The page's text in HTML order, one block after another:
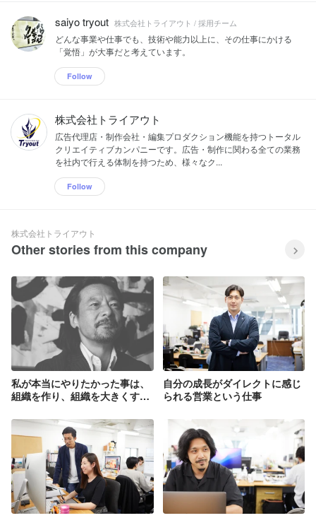
saiyo tryout 株式会社トライアウト / 採用チーム
どんな事業や仕事でも、技術や能力以上に、その仕事にかける
「覚悟」が大事だと考えています。
Follow
株式会社トライアウト
広告代理店・制作会社・編集プロダクション機能を持つトータル
クリエイティブカンパニーです。広告・制作に関わる全ての業務
を社内で行える体制を持つため、様々なク...
Follow
株式会社トライアウト
Other stories from this company
私が本当にやりたかった事は、
組織を作り、組織を大きくする
自分の成長がダイレクトに感じ
られる営業という仕事